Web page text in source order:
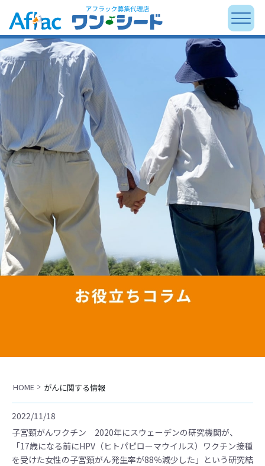
HOME がんに関する情報
2022/11/18
子宮頚がんワクチン 2020年にスウェーデンの研究機関が、
「17歳になる前にHPV（ヒトパピローマウイルス）ワクチン接種
を受けた女性の子宮頚がん発生率が88％減少した」という研究結